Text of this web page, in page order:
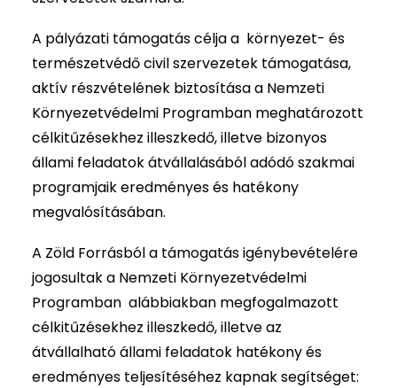
A pályázati támogatás célja a környezet- és
természetvédő civil szervezetek támogatása,
aktív részvételének biztosítása a Nemzeti
Környezetvédelmi Programban meghatározott
célkitűzésekhez illeszkedő, illetve bizonyos
állami feladatok átvállalásából adódó szakmai
programjaik eredményes és hatékony
megvalósításában.
A Zöld Forrásból a támogatás igénybevételére
jogosultak a Nemzeti Környezetvédelmi
Programban alábbiakban megfogalmazott
célkitűzésekhez illeszkedő, illetve az
átvállalható állami feladatok hatékony és
eredményes teljesítéséhez kapnak segítséget: